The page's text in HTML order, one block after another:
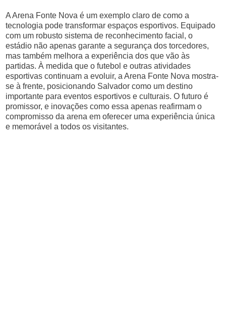
A Arena Fonte Nova é um exemplo claro de como a
tecnologia pode transformar espaços esportivos. Equipado
com um robusto sistema de reconhecimento facial, o
estádio não apenas garante a segurança dos torcedores,
mas também melhora a experiência dos que vão às
partidas. À medida que o futebol e outras atividades
esportivas continuam a evoluir, a Arena Fonte Nova mostra-
se à frente, posicionando Salvador como um destino
importante para eventos esportivos e culturais. O futuro é
promissor, e inovações como essa apenas reafirmam o
compromisso da arena em oferecer uma experiência única
e memorável a todos os visitantes.